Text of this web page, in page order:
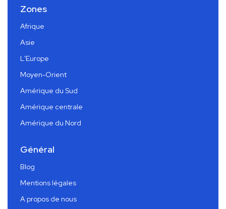
Zones
Afrique
Asie
L'Europe
Moyen-Orient
Amérique du Sud
Amérique centrale
Amérique du Nord
Général
Blog
Mentions légales
A propos de nous